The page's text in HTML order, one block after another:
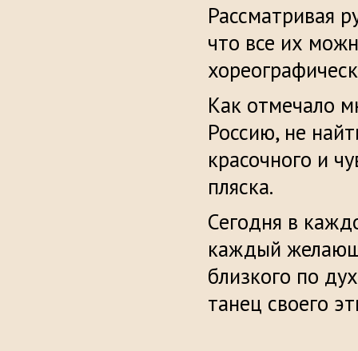
Рассматривая
что все их
Как отмечало
Россию, не
красочного и
пляска.
Сегодня в
каждый
близкого по
танец своего